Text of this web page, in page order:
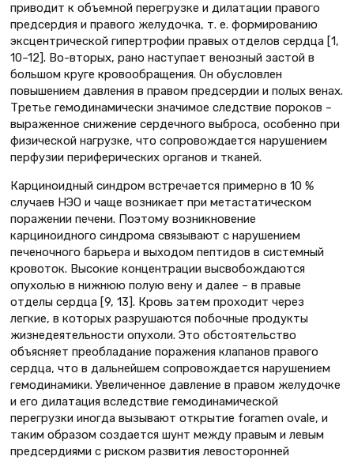
приводит к объемной перегрузке и дилатации правого
предсердия и правого желудочка, т. е. формированию
эксцентрической гипертрофии правых отделов сердца [1,
10–12]. Во-вторых, рано наступает венозный застой в
большом круге кровообращения. Он обусловлен
повышением давления в правом предсердии и полых венах.
Третье гемодинамически значимое следствие пороков –
выраженное снижение сердечного выброса, особенно при
физической нагрузке, что сопровождается нарушением
перфузии периферических органов и тканей.
Карциноидный синдром встречается примерно в 10 %
случаев НЭО и чаще возникает при метастатическом
поражении печени. Поэтому возникновение
карциноидного синдрома связывают с нарушением
печеночного барьера и выходом пептидов в системный
кровоток. Высокие концентрации высвобождаются
опухолью в нижнюю полую вену и далее – в правые
отделы сердца [9, 13]. Кровь затем проходит через
легкие, в которых разрушаются побочные продукты
жизнедеятельности опухоли. Это обстоятельство
объясняет преобладание поражения клапанов правого
сердца, что в дальнейшем сопровождается нарушением
гемодинамики. Увеличенное давление в правом желудочке
и его дилатация вследствие гемодинамической
перегрузки иногда вызывают открытие foramen ovale, и
таким образом создается шунт между правым и левым
предсердиями с риском развития левосторонней